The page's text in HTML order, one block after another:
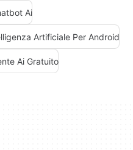
Ai
Artificiale Per Android
Ai Gratuito